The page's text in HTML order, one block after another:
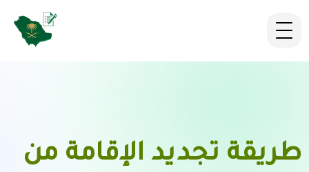
طريقة تجديد الإقامة من